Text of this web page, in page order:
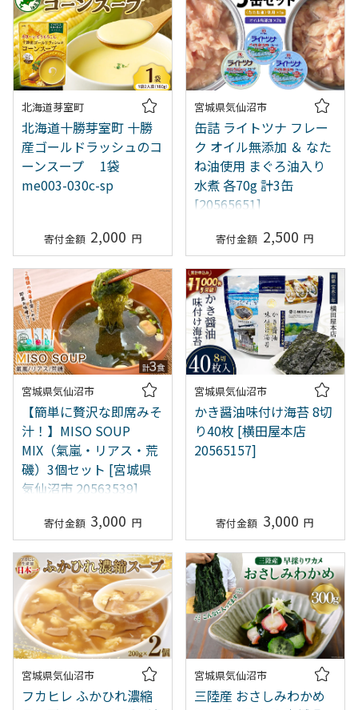
北海道芽室町
北海道十勝芽室町 十勝
産ゴールドラッシュのコ
ーンスープ 1袋
me003-030c-sp
2,000
宮城県気仙沼市
缶詰 ライトツナ フレー
ク オイル無添加 ＆ なた
ね油使用 まぐろ油入り
水煮 各70g 計3缶
[20565651]
2,500
宮城県気仙沼市
【簡単に贅沢な即席みそ
汁！】MISO SOUP
MIX（氣嵐・リアス・荒
磯）3個セット [宮城県
気仙沼市 20563539]
3,000
宮城県気仙沼市
かき醤油味付け海苔 8切
り40枚 [横田屋本店
20565157]
3,000
宮城県気仙沼市
フカヒレ ふかひれ濃縮
宮城県気仙沼市
三陸産 おさしみわかめ